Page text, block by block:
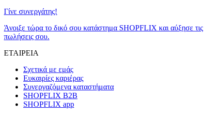
Γίνε συνεργάτης!
Άνοιξε τώρα το δικό σου κατάστημα SHOPFLIX και αύξησε τις
πωλήσεις σου.
ΕΤΑΙΡΕΙΑ
Σχετικά με εμάς
Ευκαιρίες καριέρας
Συνεργαζόμενα καταστήματα
SHOPFLIX B2B
SHOPFLIX app